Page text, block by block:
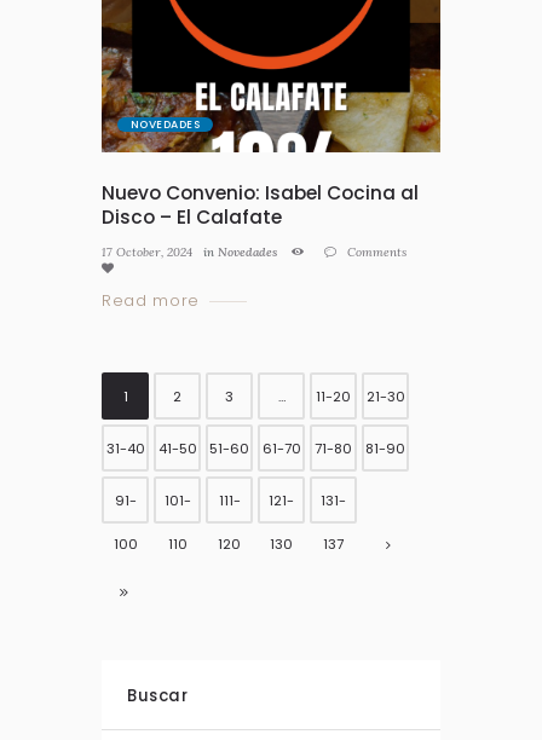
NOVEDADES
Nuevo Convenio: Isabel Cocina al
Disco – El Calafate
17 October, 2024 in Novedades Comments
Read more
1 2 3 … 11-20 21-30
31-40 41-50 51-60 61-70 71-80 81-90
91-
100
101-
110
111-
120
121-
130
131-
137
Buscar